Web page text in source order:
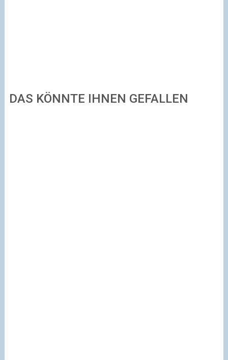
DAS KÖNNTE IHNEN GEFALLEN